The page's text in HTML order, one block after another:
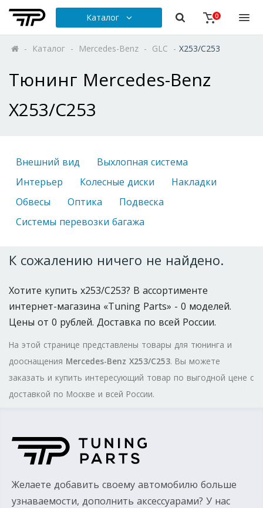
Каталог 0
- Каталог - Mercedes-Benz - GLC - X253/C253
Тюнинг Mercedes-Benz
X253/C253
Внешний вид
Выхлопная система
Интерьер
Колесные диски
Накладки
Обвесы
Оптика
Подвеска
Системы перевозки багажа
К сожалению ничего не найдено.
Хотите купить x253/C253? В ассортименте
интернет-магазина «Tuning Parts» - 0 моделей.
Цены от 0 рублей. Доставка по всей России.
На этой странице представлены товары для тюнинга и
дооснащения Mercedes-Benz X253/C253. Вы можете
заказать и купить интересующий товар по выгодной цене с
доставкой по Москве и всей России.
Желаете добавить своему автомобилю больше
узнаваемости, дополнить аксессуарами? У нас